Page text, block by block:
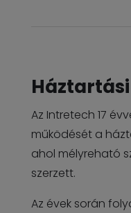
Az Intretech 17
működését a
ahol mélyreható
szerzett.
Az évek során